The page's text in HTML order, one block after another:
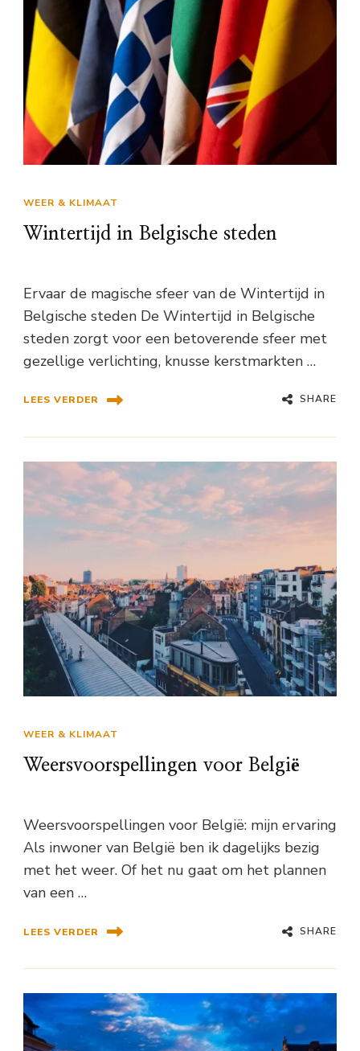
WEER & KLIMAAT
Wintertijd in Belgische steden
Ervaar de magische sfeer van de Wintertijd in
Belgische steden De Wintertijd in Belgische
steden zorgt voor een betoverende sfeer met
gezellige verlichting, knusse kerstmarkten …
LEES VERDER SHARE
WEER & KLIMAAT
Weersvoorspellingen voor België
Weersvoorspellingen voor België: mijn ervaring
Als inwoner van België ben ik dagelijks bezig
met het weer. Of het nu gaat om het plannen
van een …
LEES VERDER SHARE